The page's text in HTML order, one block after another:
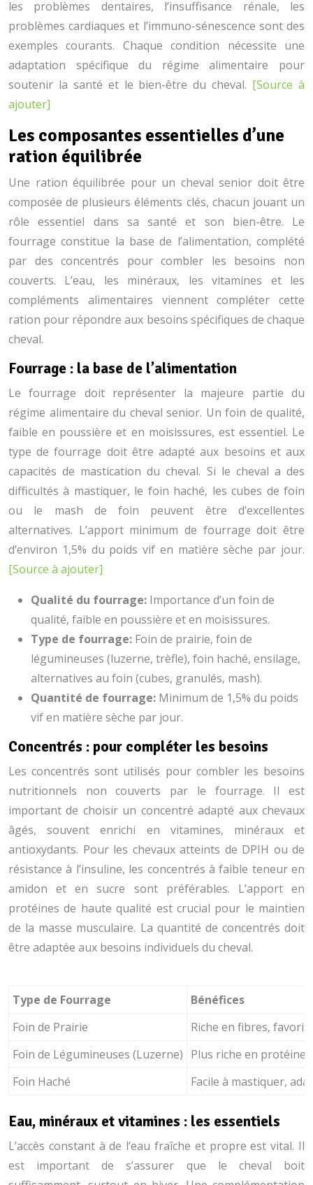
les problèmes dentaires, l’insuffisance rénale, les
problèmes cardiaques et l’immuno-sénescence sont des
exemples courants. Chaque condition nécessite une
adaptation spécifique du régime alimentaire pour
soutenir la santé et le bien-être du cheval. [Source à
ajouter]
Les composantes essentielles d’une
ration équilibrée
Une ration équilibrée pour un cheval senior doit être
composée de plusieurs éléments clés, chacun jouant un
rôle essentiel dans sa santé et son bien-être. Le
fourrage constitue la base de l’alimentation, complété
par des concentrés pour combler les besoins non
couverts. L’eau, les minéraux, les vitamines et les
compléments alimentaires viennent compléter cette
ration pour répondre aux besoins spécifiques de chaque
cheval.
Fourrage : la base de l’alimentation
Le fourrage doit représenter la majeure partie du
régime alimentaire du cheval senior. Un foin de qualité,
faible en poussière et en moisissures, est essentiel. Le
type de fourrage doit être adapté aux besoins et aux
capacités de mastication du cheval. Si le cheval a des
difficultés à mastiquer, le foin haché, les cubes de foin
ou le mash de foin peuvent être d’excellentes
alternatives. L’apport minimum de fourrage doit être
d’environ 1,5% du poids vif en matière sèche par jour.
[Source à ajouter]
Qualité du fourrage: Importance d’un foin de
qualité, faible en poussière et en moisissures.
Type de fourrage: Foin de prairie, foin de
légumineuses (luzerne, trèfle), foin haché, ensilage,
alternatives au foin (cubes, granulés, mash).
Quantité de fourrage: Minimum de 1,5% du poids
vif en matière sèche par jour.
Concentrés : pour compléter les besoins
Les concentrés sont utilisés pour combler les besoins
nutritionnels non couverts par le fourrage. Il est
important de choisir un concentré adapté aux chevaux
âgés, souvent enrichi en vitamines, minéraux et
antioxydants. Pour les chevaux atteints de DPIH ou de
résistance à l’insuline, les concentrés à faible teneur en
amidon et en sucre sont préférables. L’apport en
protéines de haute qualité est crucial pour le maintien
de la masse musculaire. La quantité de concentrés doit
être adaptée aux besoins individuels du cheval.
Type de Fourrage
Bénéfices
Foin de Prairie
Riche en fibres,
Foin de Légumineuses (Luzerne) Plus riche en
Foin Haché
Facile à mastiquer,
Eau, minéraux et vitamines : les essentiels
L’accès constant à de l’eau fraîche et propre est vital. Il
est important de s’assurer que le cheval boit